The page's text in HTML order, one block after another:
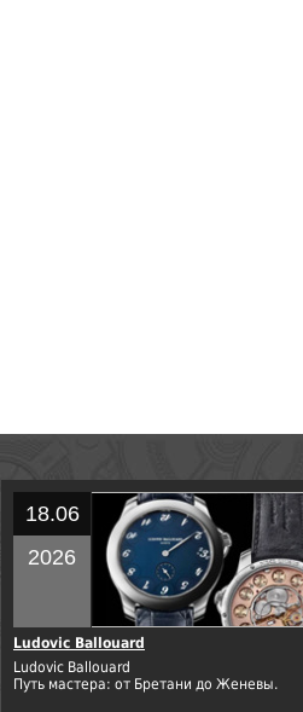
18.06
2026
Ludovic Ballouard
Ludovic Ballouard
Путь мастера: от Бретани до Женевы.